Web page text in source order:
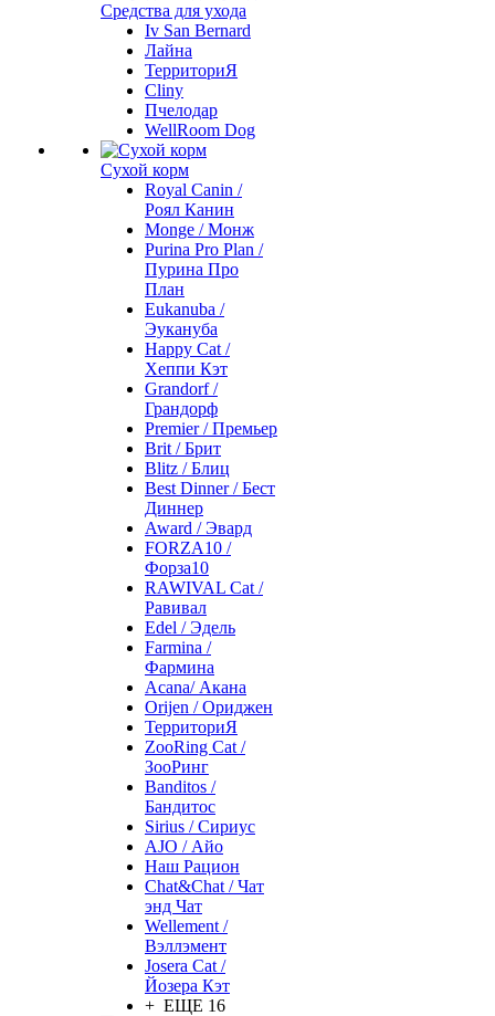
Средства для ухода
Iv San Bernard
Лайна
ТерриториЯ
Cliny
Пчелодар
WellRoom Dog
Сухой корм
Royal Canin /
Роял Канин
Monge / Монж
Purina Pro Plan /
Пурина Про
План
Eukanuba /
Эукануба
Happy Cat /
Хеппи Кэт
Grandorf /
Грандорф
Premier / Премьер
Brit / Брит
Blitz / Блиц
Best Dinner / Бест
Диннер
Award / Эвард
FORZA10 /
Форза10
RAWIVAL Cat /
Равивал
Edel / Эдель
Farmina /
Фармина
Acana/ Акана
Orijen / Ориджен
ТерриториЯ
ZooRing Cat /
ЗооРинг
Banditos /
Бандитос
Sirius / Сириус
AJO / Айо
Наш Рацион
Chat&Chat / Чат
энд Чат
Wellement /
Вэллэмент
Josera Cat /
Йозера Кэт
+ ЕЩЕ 16